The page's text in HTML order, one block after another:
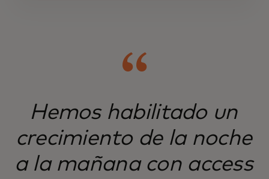
Mastercard Move atiende a mercados de
personas de todo el mundo.
Hemos habilitado un
crecimiento de la noche
a la mañana con access